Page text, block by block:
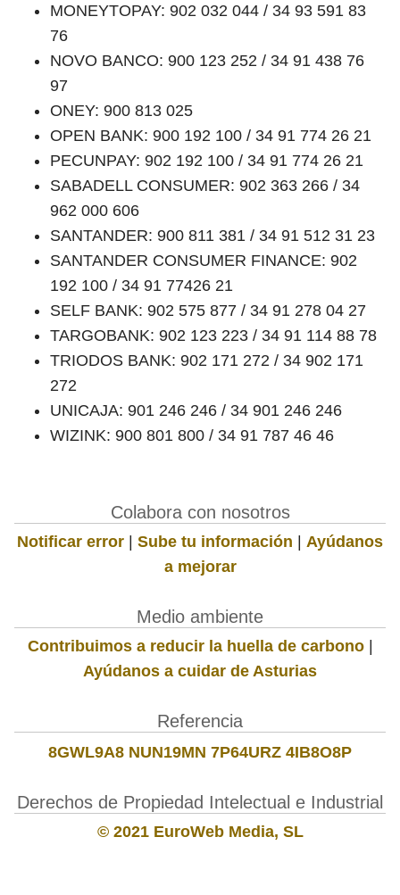
MONEYTOPAY: 902 032 044 / 34 93 591 83
76
NOVO BANCO: 900 123 252 / 34 91 438 76
97
ONEY: 900 813 025
OPEN BANK: 900 192 100 / 34 91 774 26 21
PECUNPAY: 902 192 100 / 34 91 774 26 21
SABADELL CONSUMER: 902 363 266 / 34
962 000 606
SANTANDER: 900 811 381 / 34 91 512 31 23
SANTANDER CONSUMER FINANCE: 902
192 100 / 34 91 77426 21
SELF BANK: 902 575 877 / 34 91 278 04 27
TARGOBANK: 902 123 223 / 34 91 114 88 78
TRIODOS BANK: 902 171 272 / 34 902 171
272
UNICAJA: 901 246 246 / 34 901 246 246
WIZINK: 900 801 800 / 34 91 787 46 46
Colabora con nosotros
Notificar error | Sube tu información | Ayúdanos
a mejorar
Medio ambiente
Contribuimos a reducir la huella de carbono|
Ayúdanos a cuidar de Asturias
Referencia
8GWL9A8 NUN19MN 7P64URZ 4IB8O8P
Derechos de Propiedad Intelectual e Industrial
© 2021 EuroWeb Media, SL